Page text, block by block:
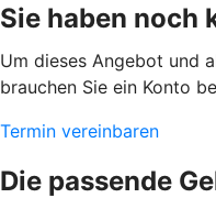
Sie haben noch
Um dieses Angebot und
brauchen Sie ein Konto
Termin vereinbaren
Die passende